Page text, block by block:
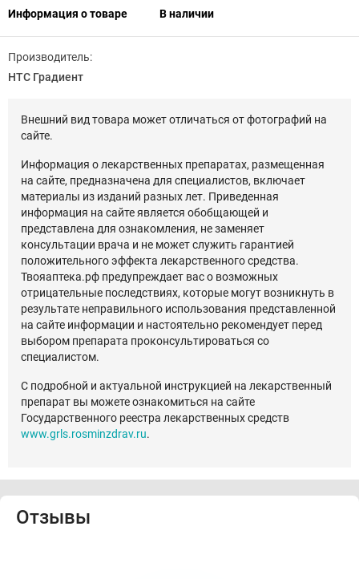
Информация о товаре В наличии
Производитель:
НТС Градиент
Внешний вид товара может отличаться от фотографий на
сайте.
Информация о лекарственных препаратах, размещенная
на сайте, предназначена для специалистов, включает
материалы из изданий разных лет. Приведенная
информация на сайте является обобщающей и
представлена для ознакомления, не заменяет
консультации врача и не может служить гарантией
положительного эффекта лекарственного средства.
Твояаптека.рф предупреждает вас о возможных
отрицательные последствиях, которые могут возникнуть в
результате неправильного использования представленной
на сайте информации и настоятельно рекомендует перед
выбором препарата проконсультироваться со
специалистом.
С подробной и актуальной инструкцией на лекарственный
препарат вы можете ознакомиться на сайте
Государственного реестра лекарственных средств
www.grls.rosminzdrav.ru.
Отзывы